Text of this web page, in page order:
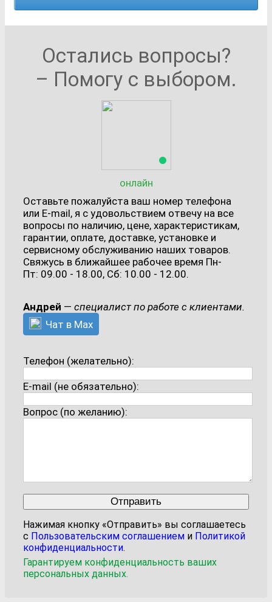
Остались вопросы?
– Помогу с выбором.
онлайн
Оставьте пожалуйста ваш номер телефона
или E-mail, я с удовольствием отвечу на все
вопросы по наличию, цене, характеристикам,
гарантии, оплате, доставке, установке и
сервисному обслуживанию наших товаров.
Свяжусь в ближайшее рабочее время Пн-
Пт: 09.00 - 18.00, Сб: 10.00 - 12.00.
Андрей — специалист по работе с клиентами.
Чат в Max
Телефон (желательно):
E-mail (не обязательно):
Вопрос (по желанию):
Нажимая кнопку «Отправить» вы соглашаетесь
с Пользовательским соглашением и Политикой
конфиденциальности.
Гарантируем конфиденциальность ваших
персональных данных.